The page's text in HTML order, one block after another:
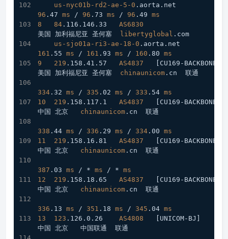
us-nyc01b-rd2-ae-5-0 .aorta .net
96 .47 ms / 96 .73 ms / 96 .49 ms
8
84 .116 .146 .33
AS6830
美国 加利福尼亚 圣何塞
libertyglobal .com
us-sjo01a-ri3-ae-18-0 .aorta .net
161 .55 ms / 161 .93 ms / 160 .80 ms
9
219 .158 .41 .57 AS4837
[CU169-BACKBONE]
美国 加利福尼亚 圣何塞 chinaunicom .cn
  联通
334 .32 ms / 335 .02 ms / 333 .54 ms
10
219 .158 .117 .1 AS4837
[CU169-BACKBONE]
中国 北京 chinaunicom .cn
  联通
338 .44 ms / 336 .29 ms / 334 .00 ms
11
219 .158 .16 .81 AS4837
[CU169-BACKBONE]
中国 北京 chinaunicom .cn
  联通
387 .03 ms / * ms / * ms
12
219 .158 .18 .65 AS4837
[CU169-BACKBONE]
中国 北京 chinaunicom .cn
  联通
336 .13 ms / 351 .18 ms / 345 .04 ms
13
123 .126 .0 .26 AS4808
[UNICOM-BJ]
中国 北京   中国联通  联通